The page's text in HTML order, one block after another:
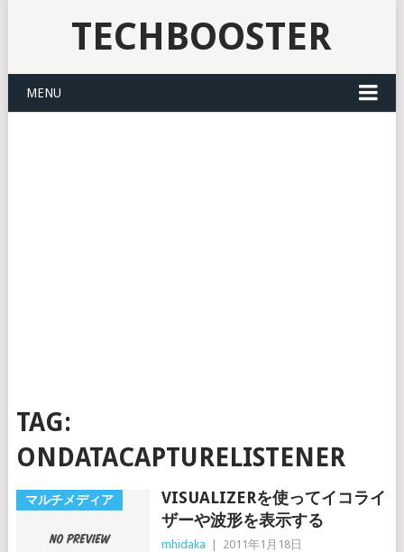
TECHBOOSTER
MENU
TAG:
ONDATACAPTURELISTENER
マルチメディア
VISUALIZERを使ってイコライ
ザーや波形を表示する
mhidaka 2011年1月18日